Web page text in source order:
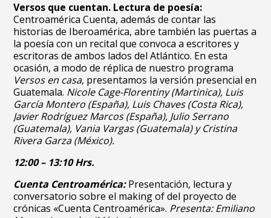
Versos que cuentan. Lectura de poesía:
Centroamérica Cuenta, además de contar las
historias de Iberoamérica, abre también las puertas a
la poesía con un recital que convoca a escritores y
escritoras de ambos lados del Atlántico. En esta
ocasión, a modo de réplica de nuestro programa
Versos en casa, presentamos la versión presencial en
Guatemala. Nicole Cage-Florentiny (Martinica), Luis
García Montero (España), Luis Chaves (Costa Rica),
Javier Rodríguez Marcos (España), Julio Serrano
(Guatemala), Vania Vargas (Guatemala) y Cristina
Rivera Garza (México).
12:00 – 13:10 Hrs.
Cuenta Centroamérica:Presentación, lectura y
conversatorio sobre el making of del proyecto de
crónicas «Cuenta Centroamérica». Presenta: Emiliano